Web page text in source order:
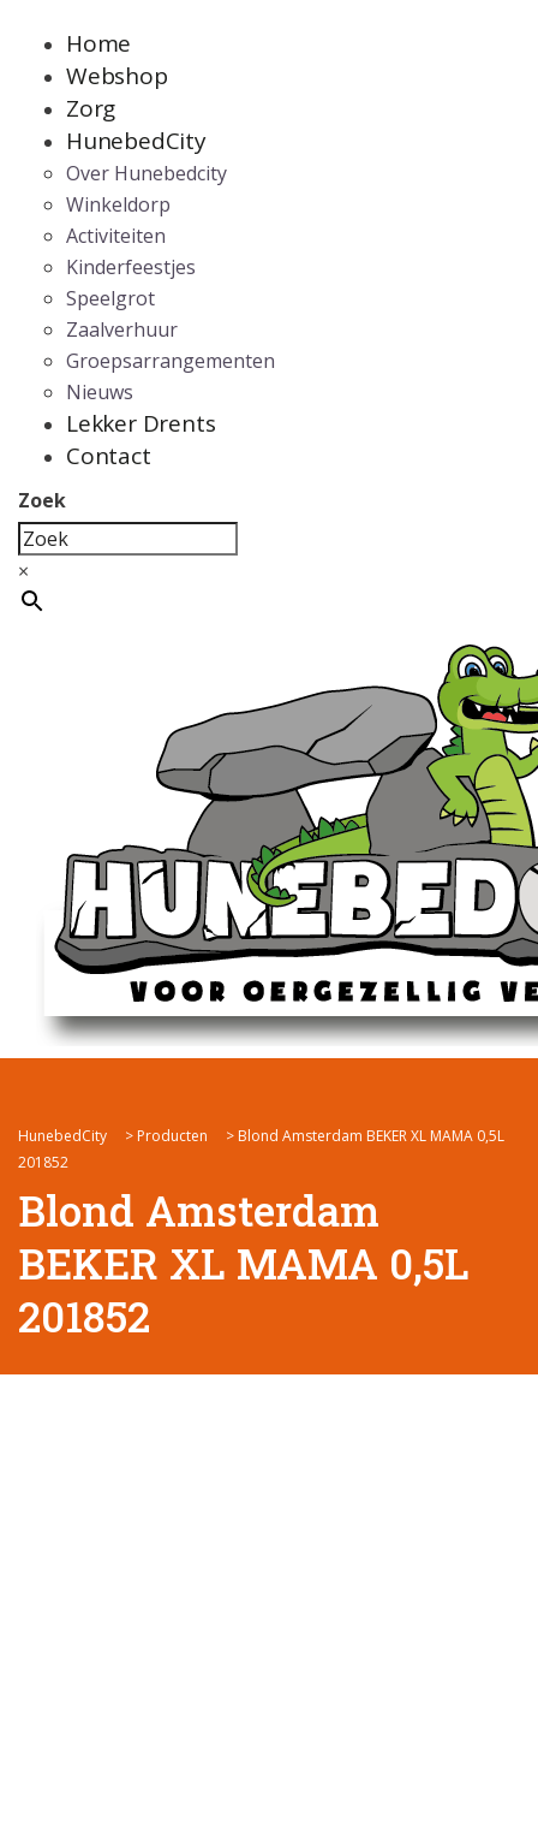
Home
Webshop
Zorg
HunebedCity
Over Hunebedcity
Winkeldorp
Activiteiten
Kinderfeestjes
Speelgrot
Zaalverhuur
Groepsarrangementen
Nieuws
Lekker Drents
Contact
Zoek
×
HunebedCity > Producten > Blond Amsterdam BEKER XL MAMA 0,5L
201852
Blond Amsterdam
BEKER XL MAMA 0,5L
201852